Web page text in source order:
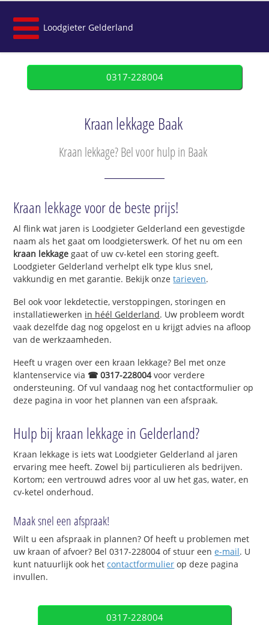
Loodgieter Gelderland
0317-228004
Kraan lekkage Baak
Kraan lekkage? Bel voor hulp in Baak
Kraan lekkage voor de beste prijs!
Al flink wat jaren is Loodgieter Gelderland een gevestigde
naam als het gaat om loodgieterswerk. Of het nu om een
kraan lekkage gaat of uw cv-ketel een storing geeft.
Loodgieter Gelderland verhelpt elk type klus snel,
vakkundig en met garantie. Bekijk onzetarieven.
Bel ook voor lekdetectie, verstoppingen, storingen en
installatiewerken in héél Gelderland. Uw probleem wordt
vaak dezelfde dag nog opgelost en u krijgt advies na afloop
van de werkzaamheden.
Heeft u vragen over een kraan lekkage? Bel met onze
klantenservice via ☎ 0317-228004voor verdere
ondersteuning. Of vul vandaag nog het contactformulier op
deze pagina in voor het plannen van een afspraak.
Hulp bij kraan lekkage in Gelderland?
Kraan lekkage is iets wat Loodgieter Gelderland al jaren
ervaring mee heeft. Zowel bij particulieren als bedrijven.
Kortom; een vertrouwd adres voor al uw het gas, water, en
cv-ketel onderhoud.
Maak snel een afspraak!
Wilt u een afspraak in plannen? Of heeft u problemen met
uw kraan of afvoer? Bel 0317-228004 of stuur eene-mail. U
kunt natuurlijk ook hetcontactformulier op deze pagina
invullen.
0317-228004